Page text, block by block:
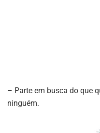
– Parte em busca do que
ninguém.